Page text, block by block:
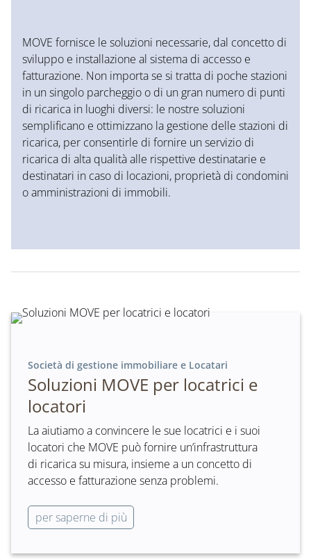
MOVE fornisce le soluzioni necessarie, dal concetto di
sviluppo e installazione al sistema di accesso e
fatturazione. Non importa se si tratta di poche stazioni
in un singolo parcheggio o di un gran numero di punti
di ricarica in luoghi diversi: le nostre soluzioni
semplificano e ottimizzano la gestione delle stazioni di
ricarica, per consentirle di fornire un servizio di
ricarica di alta qualità alle rispettive destinatarie e
destinatari in caso di locazioni, proprietà di condomini
o amministrazioni di immobili.
Società di gestione immobiliare e Locatari
Soluzioni MOVE per locatrici e
locatori
La aiutiamo a convincere le sue locatrici e i suoi
locatori che MOVE può fornire un’infrastruttura
di ricarica su misura, insieme a un concetto di
accesso e fatturazione senza problemi.
per saperne di più